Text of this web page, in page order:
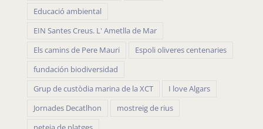
Diputació de Tarragona
Educació ambiental
EIN Santes Creus. L' Ametlla de Mar
Els camins de Pere Mauri
fundación biodiversidad
Grup de custòdia marina de la XCT
Jornades Decatlhon